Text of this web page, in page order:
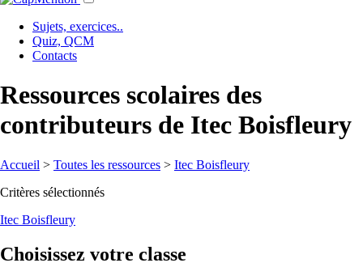
Sujets, exercices..
Quiz, QCM
Contacts
Ressources scolaires des
contributeurs de Itec Boisfleury
Accueil > Toutes les ressources > Itec Boisfleury
Critères sélectionnés
Itec Boisfleury
Choisissez votre classe